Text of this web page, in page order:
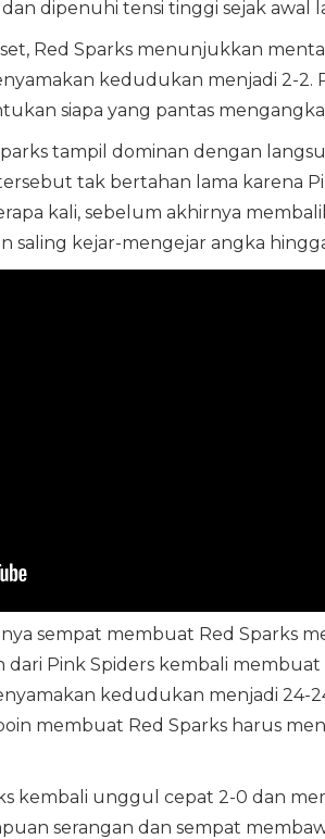
dipenuhi tensi tinggi sejak awal
Red Sparks menunjukkan
kedudukan menjadi 2-
siapa yang pantas
tampil dominan dengan
tak bertahan lama karena
kali, sebelum akhirnya
kejar-mengejar angka
sempat membuat Red Sparks
dari Pink Spiders kembali
kedudukan menjadi 24-
membuat Red Sparks harus
kembali unggul cepat 2-0 dan
serangan dan sempat